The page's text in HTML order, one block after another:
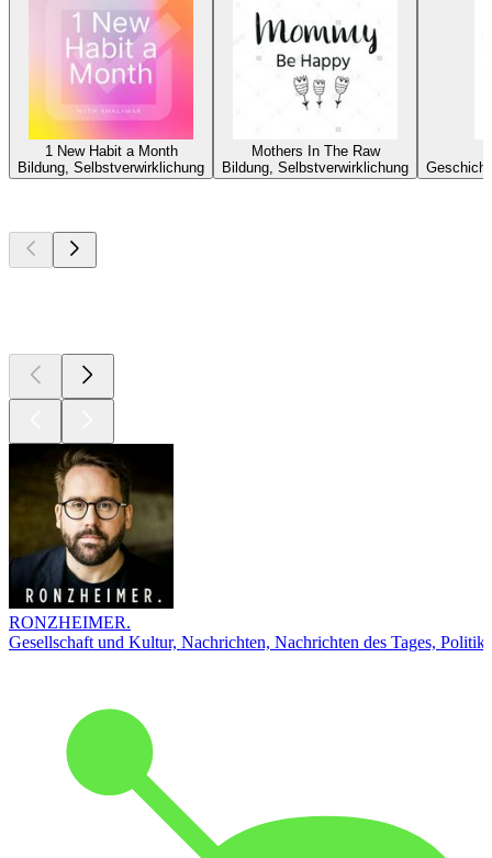
1 New Habit a Month
Bildung, Selbstverwirklichung
Mothers In The Raw
Bildung, Selbstverwirklichung
RONZHEIMER.
Gesellschaft und Kultur, Nachrichten, Nachrichten des Tages, Politik